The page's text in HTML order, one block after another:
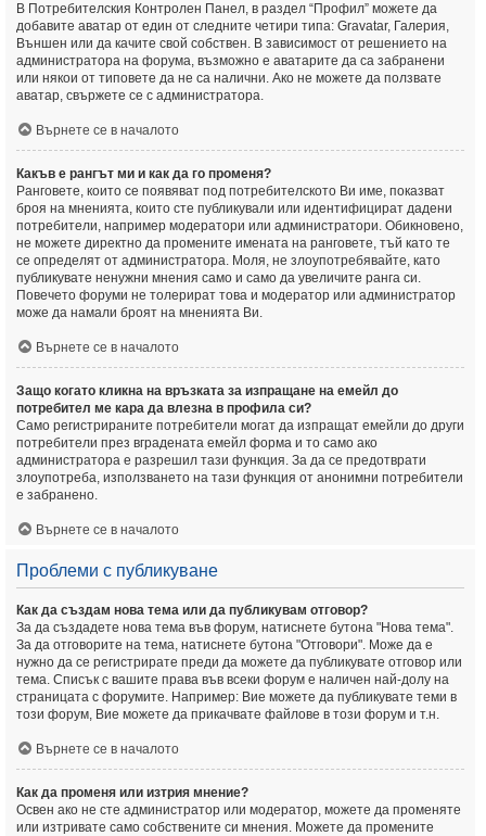
В Потребителския Контролен Панел, в раздел “Профил” можете да
добавите аватар от един от следните четири типа: Gravatar, Галерия,
Външен или да качите свой собствен. В зависимост от решението на
администратора на форума, възможно е аватарите да са забранени
или някои от типовете да не са налични. Ако не можете да ползвате
аватар, свържете се с администратора.
Върнете се в началото
Какъв е рангът ми и как да го променя?
Ранговете, които се появяват под потребителското Ви име, показват
броя на мненията, които сте публикували или идентифицират дадени
потребители, например модератори или администратори. Обикновено,
не можете директно да промените имената на ранговете, тъй като те
се определят от администратора. Моля, не злоупотребявайте, като
публикувате ненужни мнения само и само да увеличите ранга си.
Повечето форуми не толерират това и модератор или администратор
може да намали броят на мненията Ви.
Върнете се в началото
Защо когато кликна на връзката за изпращане на емейл до
потребител ме кара да влезна в профила си?
Само регистрираните потребители могат да изпращат емейли до други
потребители през вградената емейл форма и то само ако
администратора е разрешил тази функция. За да се предотврати
злоупотреба, използването на тази функция от анонимни потребители
е забранено.
Върнете се в началото
Проблеми с публикуване
Как да създам нова тема или да публикувам отговор?
За да създадете нова тема във форум, натиснете бутона "Нова тема".
За да отговорите на тема, натиснете бутона "Отговори". Може да е
нужно да се регистрирате преди да можете да публикувате отговор или
тема. Списък с вашите права във всеки форум е наличен най-долу на
страницата с форумите. Например: Вие можете да публикувате теми в
този форум, Вие можете да прикачвате файлове в този форум и т.н.
Върнете се в началото
Как да променя или изтрия мнение?
Освен ако не сте администратор или модератор, можете да променяте
или изтривате само собствените си мнения. Можете да промените